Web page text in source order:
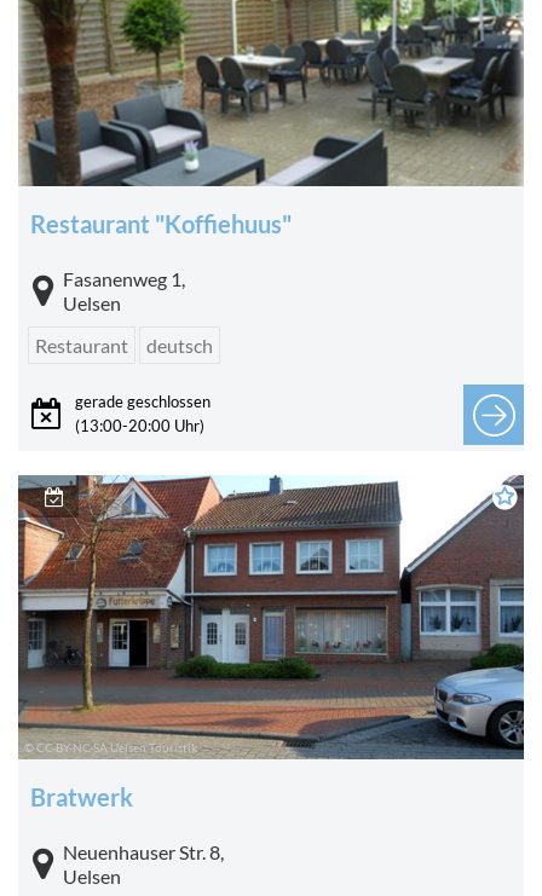
Restaurant "Koffiehuus"
Fasanenweg 1,
Uelsen
Restaurant
deutsch
gerade geschlossen
(13:00-20:00 Uhr)
© CC-BY-NC-SA Uelsen Touristik
Bratwerk
Neuenhauser Str. 8,
Uelsen